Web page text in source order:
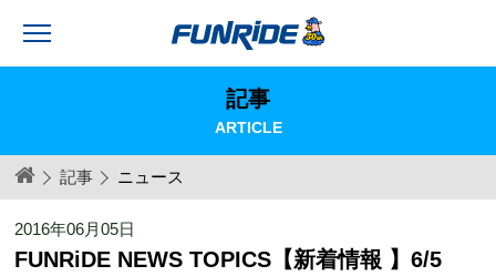
記事
ARTICLE
記事 ニュース
2016年06月05日
FUNRiDE NEWS TOPICS【新着情報 】6/5